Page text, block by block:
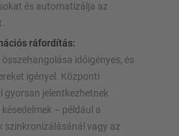
és automatizálja az
ráfordítás:
időigényes, és
igényel. Központi
gyorsan jelentkezhetnek
– például a
szinkronizálásánál vagy az